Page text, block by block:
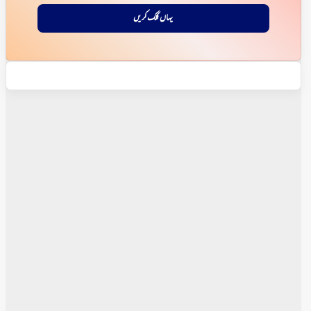
یہاں کلک کریں